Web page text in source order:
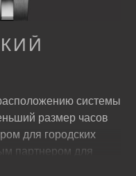
системы
размер часов
для городских
партнером для